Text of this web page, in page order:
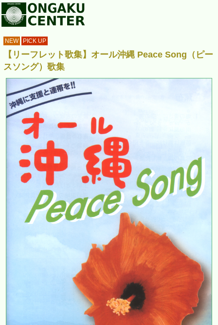
NEW PICK UP
【リーフレット歌集】オール沖縄 Peace Song（ピー
スソング）歌集